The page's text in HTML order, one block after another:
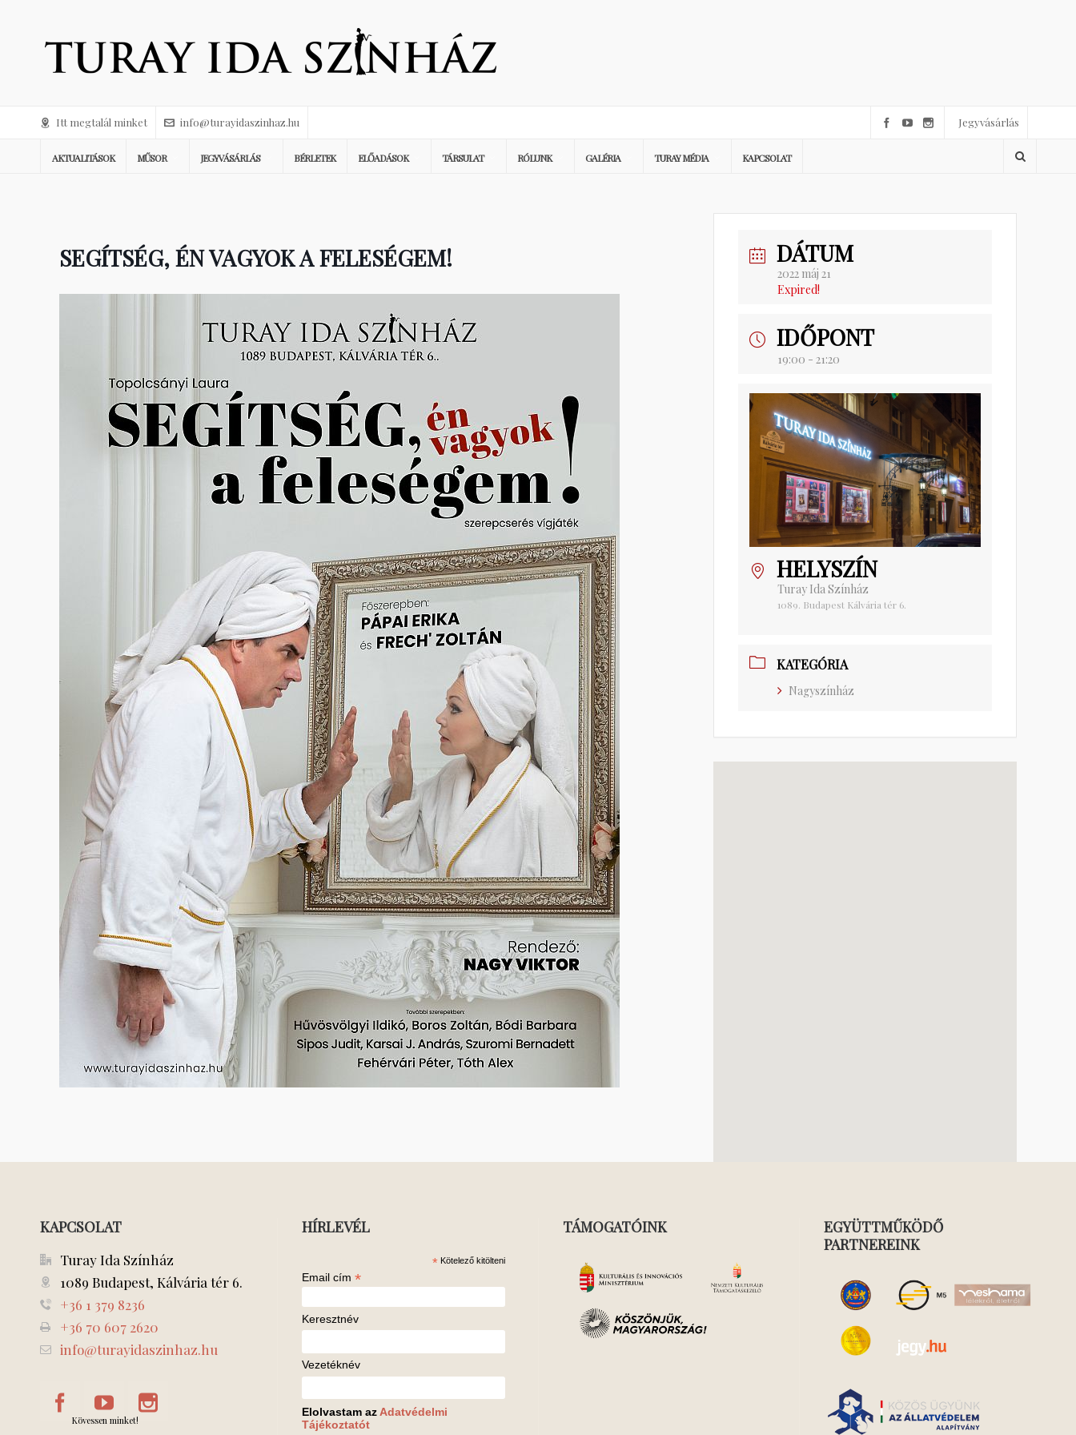
Itt megtalál minket info@turayidaszinhaz.hu Jegyvásárlás
AKTUALITÁSOK MŰSOR JEGYVÁSÁRLÁS BÉRLETEK ELŐADÁSOK TÁRSULAT RÓLUNK GALÉRIA TURAY MÉDIA KAPCSOLAT
SEGÍTSÉG, ÉN VAGYOK A FELESÉGEM! DÁTUM
2022 máj 21
Expired!
IDŐPONT
19:00 - 21:20
HELYSZÍN
Turay Ida Színház
1089. Budapest Kálvária tér 6.
KATEGÓRIA
Nagyszínház
KAPCSOLAT
Turay Ida Színház
1089 Budapest, Kálvária tér 6.
+36 1 379 8236
+36 70 607 2620
info@turayidaszinhaz.hu
Kövessen minket!
HÍRLEVÉL
* Kötelező kitölteni
Email cím *
Keresztnév
Vezetéknév
Elolvastam azAdatvédelmi
Tájékoztatót
TÁMOGATÓINK
EGYÜTTMŰKÖDŐ
PARTNEREINK